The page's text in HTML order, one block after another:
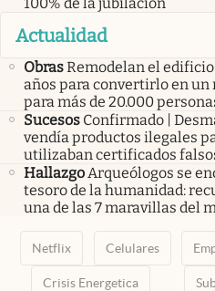
100% de la jubilación
Actualidad
ObrasRemodelan el edificio
años para convertirlo en un
para más de 20.000
Sucesos Confirmado |
vendía productos ilegales
utilizaban certificados
HallazgoArqueólogos se
tesoro de la humanidad:
una de las 7 maravillas del
Netflix Celulares
Crisis Energetica